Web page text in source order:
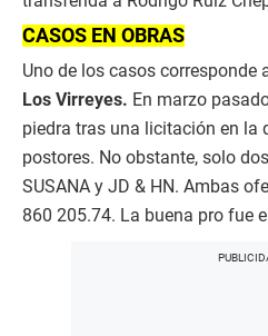
CASOS EN OBRAS
Uno de los casos corresponde
Los Virreyes. En marzo
piedra tras una licitación en la
postores. No obstante, solo
SUSANA y JD & HN. Ambas
860 205.74. La buena pro fue